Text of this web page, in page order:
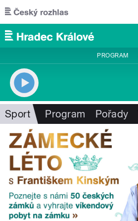
Přejít k hlavnímu obsahu
PROGRAM
Sport Program Pořady